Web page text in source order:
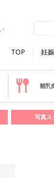
TOP 妊
離乳
写真ス